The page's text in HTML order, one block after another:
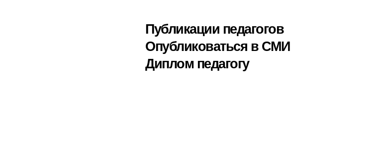
Публикации педагогов
Опубликоваться в СМИ
Диплом педагогу